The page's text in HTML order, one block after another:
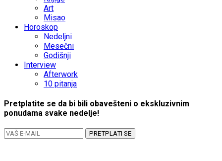
Art
Misao
Horoskop
Nedeljni
Mesečni
Godišnji
Interview
Afterwork
10 pitanja
Pretplatite se da bi bili obavešteni o ekskluzivnim
ponudama svake nedelje!
PRETPLATI SE